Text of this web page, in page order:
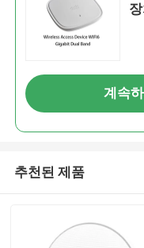
계속
추천된 제품